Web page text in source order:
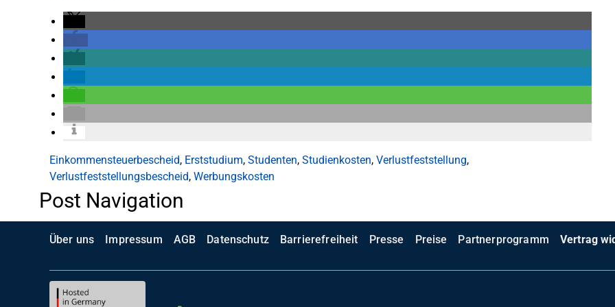
Einkommensteuerbescheid, Erststudium, Studenten, Studienkosten, Verlustfeststellung,
Verlustfeststellungsbescheid, Werbungskosten
Post Navigation
Über uns Impressum AGB Datenschutz Barrierefreiheit Presse Preise Partnerprogramm Vertrag